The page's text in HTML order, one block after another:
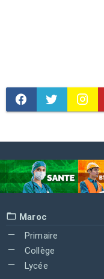
Maroc
Primaire
Collège
Lycée